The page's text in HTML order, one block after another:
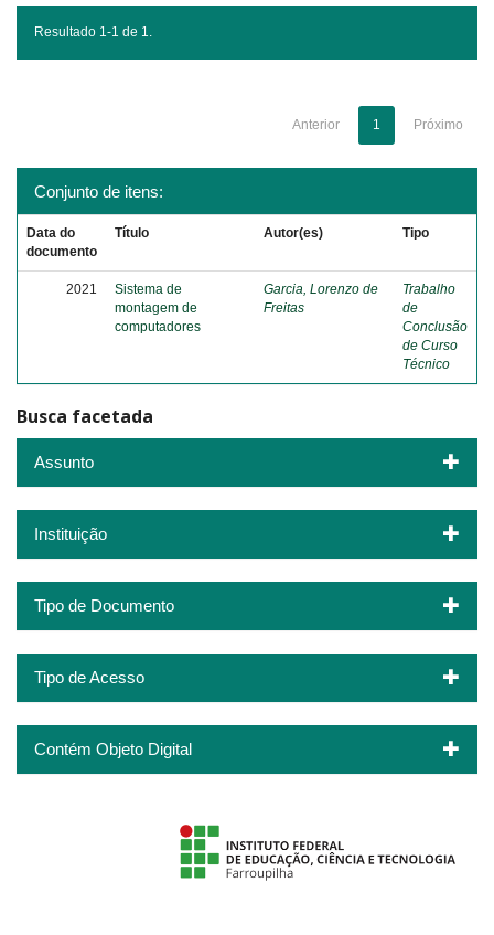
Resultado 1-1 de 1.
Anterior 1 Próximo
Conjunto de itens:
Data do
documento
Título Autor(es) Tipo
2021
Sistema de
montagem de
computadores
Garcia, Lorenzo de
Freitas
Trabalho
de
Conclusão
de Curso
Técnico
Busca facetada
Assunto
Instituição
Tipo de Documento
Tipo de Acesso
Contém Objeto Digital